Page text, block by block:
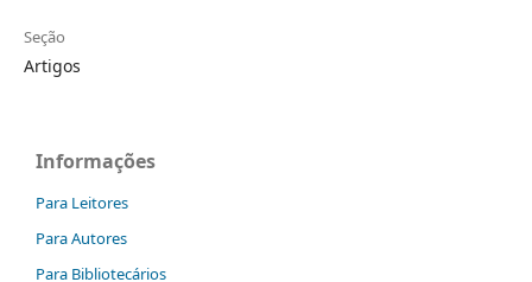
Seção
Artigos
Informações
Para Leitores
Para Autores
Para Bibliotecários